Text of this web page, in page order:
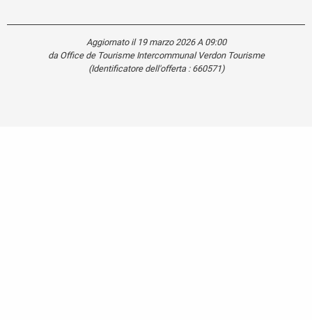
Aggiornato il 19 marzo 2026 A 09:00
da Office de Tourisme Intercommunal Verdon Tourisme
(Identificatore dell'offerta : 660571)